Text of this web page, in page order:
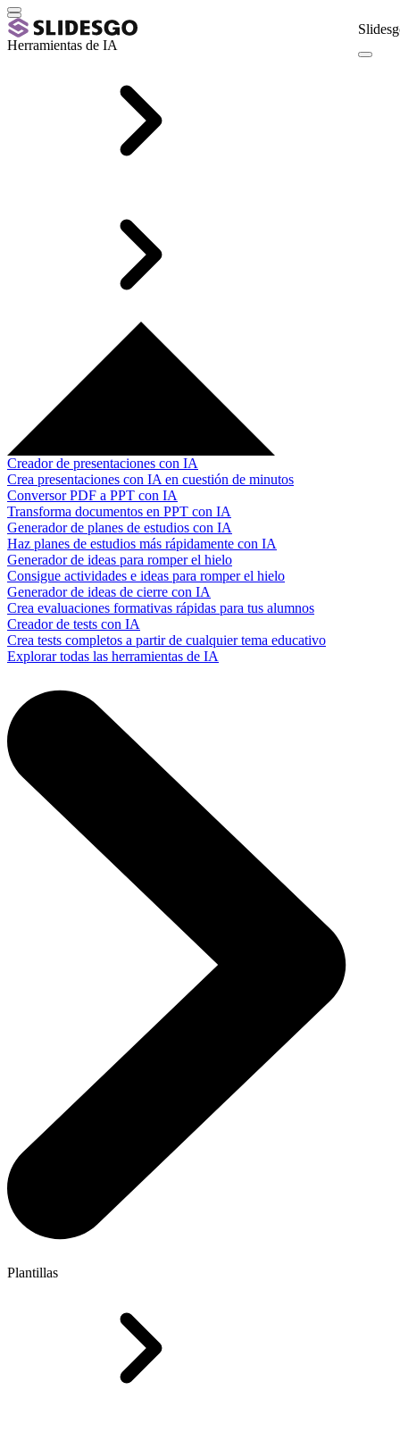
Herramientas de IA
Creador de presentaciones con IA
Crea presentaciones con IA en cuestión de minutos
Conversor PDF a PPT con IA
Transforma documentos en PPT con IA
Generador de planes de estudios con IA
Haz planes de estudios más rápidamente con IA
Generador de ideas para romper el hielo
Consigue actividades e ideas para romper el hielo
Generador de ideas de cierre con IA
Crea evaluaciones formativas rápidas para tus alumnos
Creador de tests con IA
Crea tests completos a partir de cualquier tema educativo
Explorar todas las herramientas de IA
Plantillas